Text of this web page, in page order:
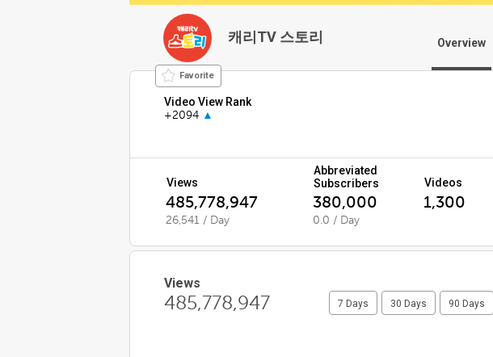
캐리TV 스토리 Overview
Favorite
Video View Rank
+2094
Views
Abbreviated
Subscribers
Videos
485,778,947 380,000 1,300
26,541 / Day 0.0 / Day
Views
485,778,947 7 Days 30 Days 90 Days